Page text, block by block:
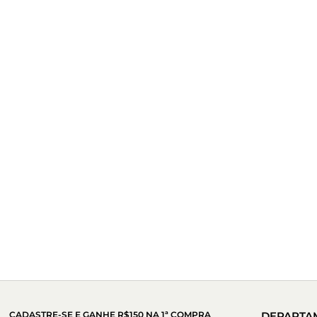
CADASTRE-SE E GANHE R$150 NA 1ª COMPRA